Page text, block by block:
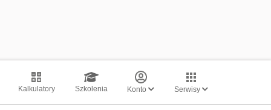
Kalkulatory Szkolenia Konto Serwisy